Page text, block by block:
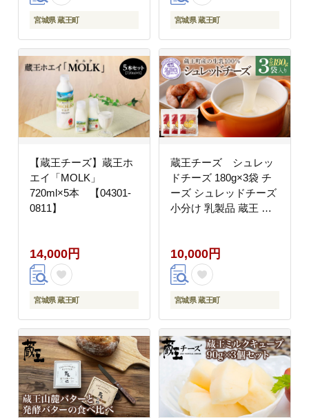
宮城県 蔵王町 宮城県 蔵王町
【蔵王チーズ】蔵王ホ
エイ「MOLK」
720ml×5本 【04301-
0811】
14,000円
宮城県 蔵王町
蔵王チーズ シュレッ
ドチーズ 180g×3袋 チ
ーズ シュレッドチーズ
小分け 乳製品 蔵王 人
10,000円
宮城県 蔵王町